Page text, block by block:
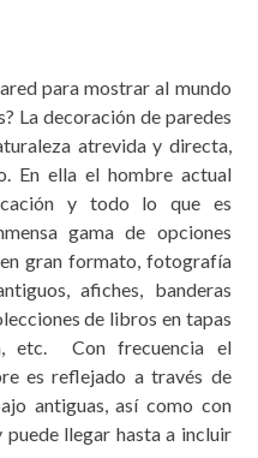
para mostrar al mundo
La decoración de paredes
atrevida y directa,
En ella el hombre actual
y todo lo que es
gama de opciones
gran formato, fotografía
afiches, banderas
de libros en tapas
etc. Con frecuencia el
es reflejado a través de
antiguas, así como con
puede llegar hasta a incluir